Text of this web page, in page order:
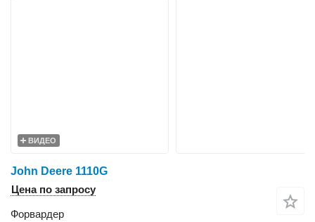
ВИДЕО
John Deere 1110G
Цена по запросу
Форвардер